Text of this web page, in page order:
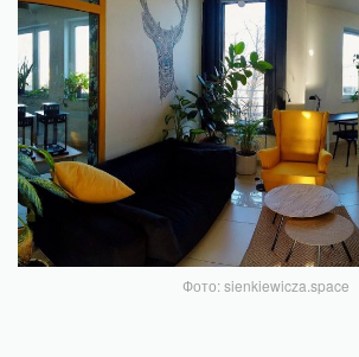
Фото: sienkiewicza.space